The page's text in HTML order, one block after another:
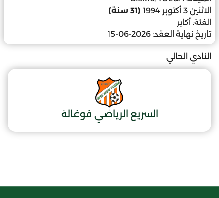
الاثنين 3 أكتوبر 1994
(31 سنة)
الفئة: أكابر
تاريخ نهاية العقد: 2026-06-15
النادي الحالي
السريع الرياضي فوغالة